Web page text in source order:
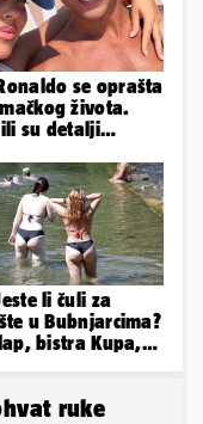
se oprašta
života.
su detalji
li čuli za
u Bubnjarcima?
bistra Kupa,
ruke